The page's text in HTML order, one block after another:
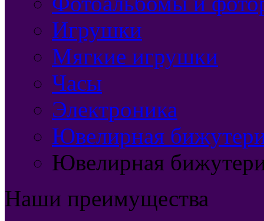
Игрушки
Мягкие игрушки
Часы
Электроника
Ювелирная
Ювелирная
Наши преимущества